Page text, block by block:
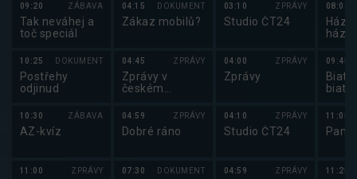
09:20 ZÁBAVA
Tak neváhej a
toč speciál
10:25 DOKUMENT
Postřehy
odjinud
10:30 ZÁBAVA
AZ-kvíz
11:00 ZPRÁVY
04:15 DOKUMENT
Zákaz mobilů?
04:45 ZPRÁVY
Zprávy v
českém
jazyce
04:59 ZPRÁVY
Dobré ráno
07:30 DOKUMENT
03:10 ZPRÁVY
Studio ČT24
04:00 ZPRÁVY
Zprávy
04:10 ZPRÁVY
Studio ČT24
04:59 ZPRÁVY
08:00
09:45
11:05
11:25